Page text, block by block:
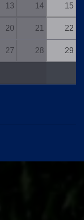
13 14 15
20 21 22
27 28 29